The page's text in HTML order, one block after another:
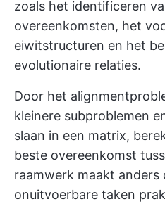
zoals het identificeren
overeenkomsten, het
eiwitstructuren en het
evolutionaire relaties.
Door het
kleinere subproblemen
slaan in een matrix,
beste overeenkomst
raamwerk maakt anders
onuitvoerbare taken